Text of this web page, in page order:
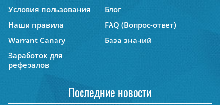
Условия пользования
Блог
Наши правила
FAQ (Вопрос-ответ)
Warrant Canary
База знаний
Заработок для
рефералов
Последние новости